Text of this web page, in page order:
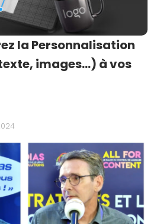
la Personnalisation
images…) à vos